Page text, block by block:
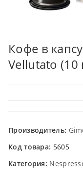
Кофе в
Vellutato (10
Производитель:
Код товара: 5605
Категория: